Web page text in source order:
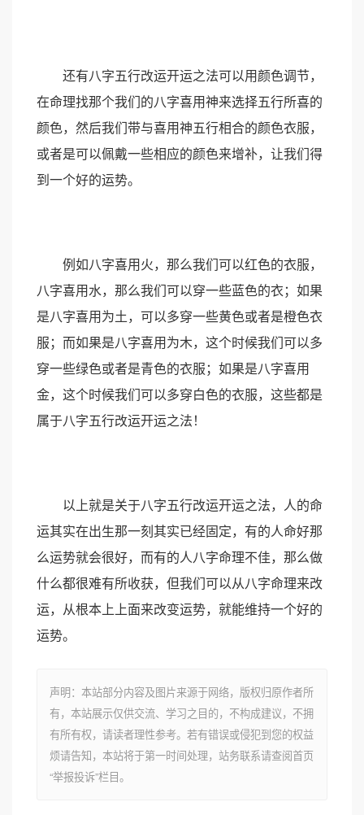
还有八字五行改运开运之法可以用颜色调节，
在命理找那个我们的八字喜用神来选择五行所喜的
颜色，然后我们带与喜用神五行相合的颜色衣服，
或者是可以佩戴一些相应的颜色来增补，让我们得
到一个好的运势。
例如八字喜用火，那么我们可以红色的衣服，
八字喜用水，那么我们可以穿一些蓝色的衣；如果
是八字喜用为土，可以多穿一些黄色或者是橙色衣
服；而如果是八字喜用为木，这个时候我们可以多
穿一些绿色或者是青色的衣服；如果是八字喜用
金，这个时候我们可以多穿白色的衣服，这些都是
属于八字五行改运开运之法！
以上就是关于八字五行改运开运之法，人的命
运其实在出生那一刻其实已经固定，有的人命好那
么运势就会很好，而有的人八字命理不佳，那么做
什么都很难有所收获，但我们可以从八字命理来改
运，从根本上上面来改变运势，就能维持一个好的
运势。
声明：本站部分内容及图片来源于网络，版权归原作者所
有，本站展示仅供交流、学习之目的，不构成建议，不拥
有所有权，请读者理性参考。若有错误或侵犯到您的权益
烦请告知，本站将于第一时间处理，站务联系请查阅首页
“举报投诉”栏目。